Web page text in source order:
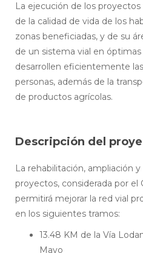
La ejecución de los
de la calidad de vida de los
zonas beneficiadas, y de su
de un sistema vial en
desarrollen eficientemente
personas, además de la
de productos agrícolas.
Descripción del
La rehabilitación, ampliación
proyectos, considerada por el
permitirá mejorar la red vial
en los siguientes tramos:
13.48 KM de la Vía
Mayo